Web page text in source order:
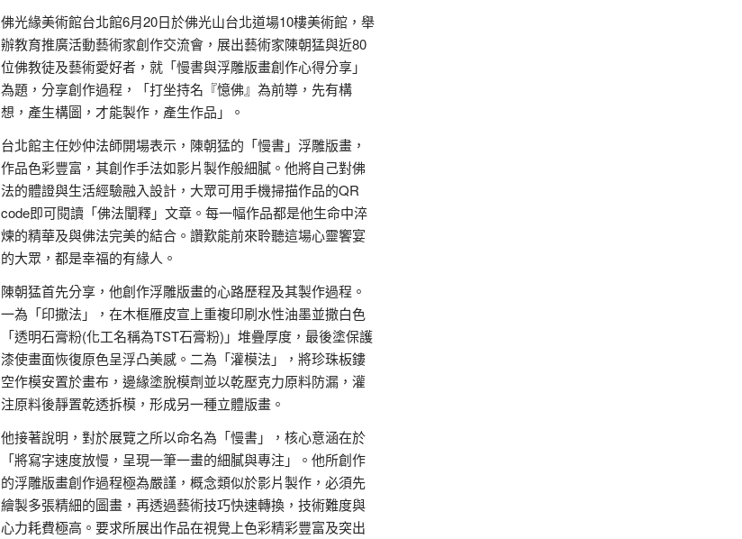
佛光緣美術館台北館6月20日於佛光山台北道場10樓美術館，舉
辦教育推廣活動藝術家創作交流會，展出藝術家陳朝猛與近80
位佛教徒及藝術愛好者，就「慢書與浮雕版畫創作心得分享」
為題，分享創作過程，「打坐持名『憶佛』為前導，先有構
想，產生構圖，才能製作，產生作品」。
台北館主任妙仲法師開場表示，陳朝猛的「慢書」浮雕版畫，
作品色彩豐富，其創作手法如影片製作般細膩。他將自己對佛
法的體證與生活經驗融入設計，大眾可用手機掃描作品的QR
code即可閱讀「佛法闡釋」文章。每一幅作品都是他生命中淬
煉的精華及與佛法完美的結合。讚歎能前來聆聽這場心靈饗宴
的大眾，都是幸福的有緣人。
陳朝猛首先分享，他創作浮雕版畫的心路歷程及其製作過程。
一為「印撒法」，在木框雁皮宣上重複印刷水性油墨並撒白色
「透明石膏粉(化工名稱為TST石膏粉)」堆疊厚度，最後塗保護
漆使畫面恢復原色呈浮凸美感。二為「灌模法」，將珍珠板鏤
空作模安置於畫布，邊緣塗脫模劑並以乾壓克力原料防漏，灌
注原料後靜置乾透拆模，形成另一種立體版畫。
他接著說明，對於展覽之所以命名為「慢書」，核心意涵在於
「將寫字速度放慢，呈現一筆一畫的細膩與專注」。他所創作
的浮雕版畫創作過程極為嚴謹，概念類似於影片製作，必須先
繪製多張精細的圖畫，再透過藝術技巧快速轉換，技術難度與
心力耗費極高。要求所展出作品在視覺上色彩精彩豐富及突出